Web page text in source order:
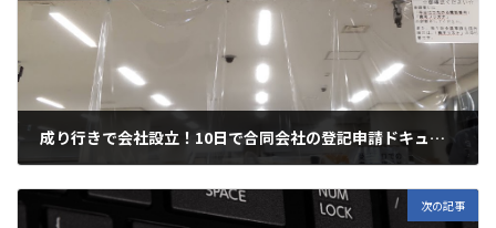
成り行きで会社設立！10日で合同会社の登記申請ドキュメント
次の記事